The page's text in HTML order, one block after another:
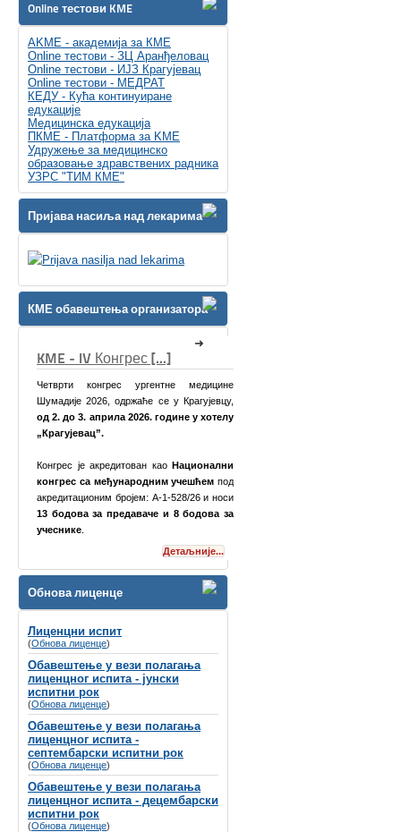
Online тестови KME
AKME - академија за КМЕ
Online тестови - ЗЦ Аранђеловац
Online тестови - ИЈЗ Крагујевац
Online тестови - МЕДРАТ
КЕДУ - Кућа континуиране
едукације
Медицинска едукација
ПКМЕ - Платформа за KME
Удружење за медицинско
образовање здравствених радника
УЗРС "ТИМ КМЕ"
Пријава насиља над лекарима
КМЕ обавештења организатора
[...]
медицине
се у Крагујевцу,
године у хотелу
каоНационални
учешћемпод
А-1-528/26 и носи
и 8 бодова за
КМЕ Симпозијум [...]
обавестимо да ће се
Губитак слуха се често назива
због недостатка видљивих симптома, вец́
зато што је дуго био стигматизован у
друштву и недовољно препознат од
стране креатора здравствене политике и
буџета.
Обнова лиценце
Лиценцни испит
(Обнова лиценце)
Обавештење у вези полагања
лиценцног испита - јунски
испитни рок
(Обнова лиценце)
Обавештење у вези полагања
лиценцног испита -
септембарски испитни рок
(Обнова лиценце)
Обавештење у вези полагања
лиценцног испита - децембарски
испитни рок
(Обнова лиценце)